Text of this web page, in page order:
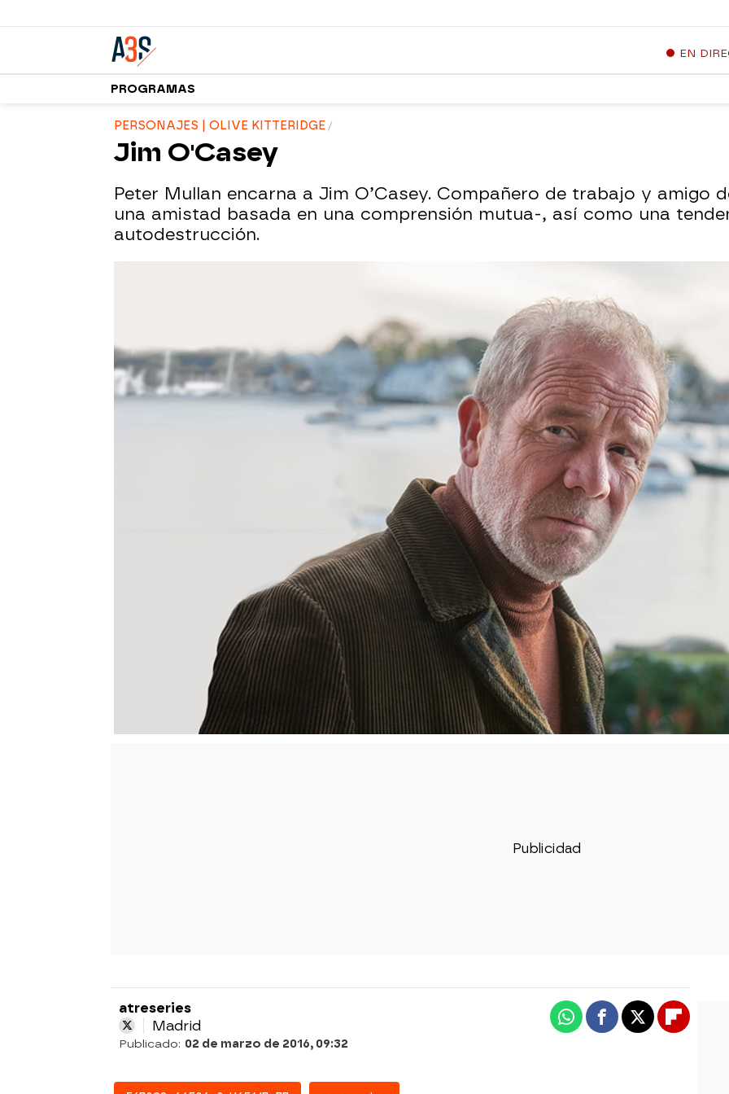
EN
PROGRAMAS
PERSONAJES | OLIVE KITTERIDGE
Jim O'Casey
Peter Mullan encarna a Jim O’Casey. Compañero de trabajo y amigo
una amistad basada en una comprensión mutua-, así como una
autodestrucción.
atreseries
Madrid
Publicado: 02 de marzo de 2016, 09:32
WhatsappFacebook
X